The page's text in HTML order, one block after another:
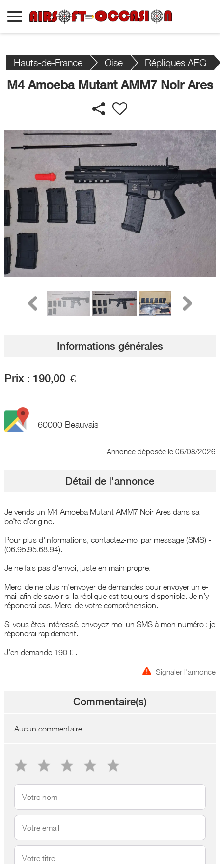
Hauts-de-France Oise Répliques AEG
M4 Amoeba Mutant AMM7 Noir Ares
Informations générales
Prix : 190,00 €
60000 Beauvais
Annonce déposée le 06/08/2026
Détail de l'annonce
Je vends un M4 Amoeba Mutant AMM7 Noir Ares dans sa
boîte d'origine.
Pour plus d'informations, contactez-moi par message (SMS) -
(06.95.95.68.94).
Je ne fais pas d'envoi, juste en main propre.
Merci de ne plus m’envoyer de demandes pour envoyer un e-
mail afin de savoir si la réplique est toujours disponible. Je n’y
répondrai pas. Merci de votre compréhension.
Si vous êtes intéressé, envoyez-moi un SMS à mon numéro ; je
répondrai rapidement.
J'en demande 190 € .
Signaler l'annonce
Commentaire(s)
Aucun commentaire